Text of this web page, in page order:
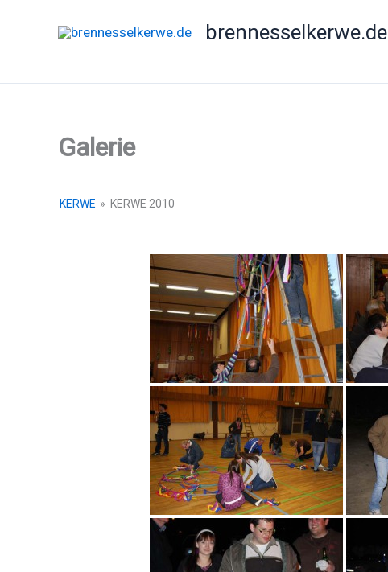
brennesselkerwe.de
Galerie
KERWE » KERWE 2010